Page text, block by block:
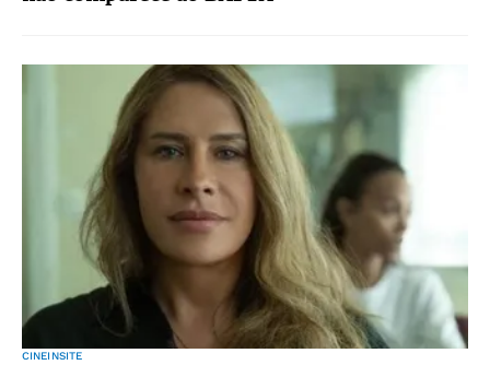
CINEINSITE